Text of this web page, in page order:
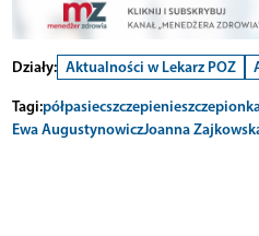
Działy: Aktualności w Lekarz POZ
Tagi:półpasiecszczepienie
Ewa AugustynowiczJoanna